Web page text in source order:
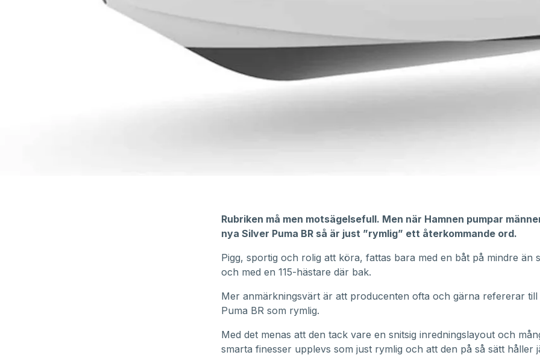
Rubriken må men motsägelsefull. Men när Hamnen pumpar
nya Silver Puma BR så är just ”rymlig” ett återkommande ord.
Pigg, sportig och rolig att köra, fattas bara med en båt på mindre än
och med en 115-hästare där bak.
Mer anmärkningsvärt är att producenten ofta och gärna refererar till
Puma BR som rymlig.
Med det menas att den tack vare en snitsig inredningslayout och
smarta finesser upplevs som just rymlig och att den på så sätt håller